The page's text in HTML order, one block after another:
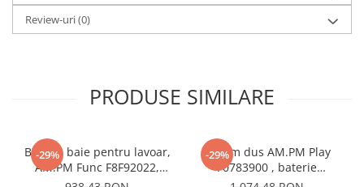
Review-uri(0)
PRODUSE SIMILARE
-29%
Baterie baie pentru lavoar,
AM.PM Func F8F92022,
inalta, montaj stativ,
-29%
Sistem dus AM.PM Play
F0783900 , baterie
mecanica, finisaj cromat